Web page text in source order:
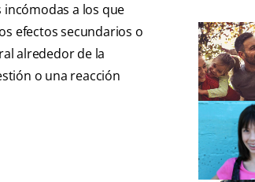
a los que
efectos secundarios o
alrededor de la
o una reacción